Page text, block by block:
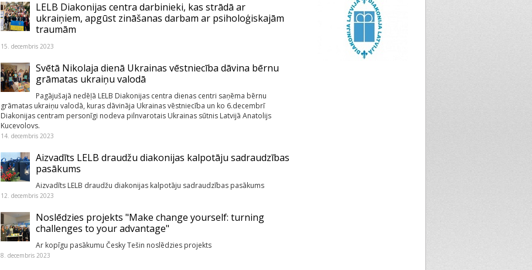
LELB Diakonijas centra darbinieki, kas strādā ar
ukraiņiem, apgūst zināšanas darbam ar psiholoģiskajām
traumām
15. decembris 2023
Svētā Nikolaja dienā Ukrainas vēstniecība dāvina bērnu
grāmatas ukraiņu valodā
Pagājušajā nedēļā LELB Diakonijas centra dienas centri saņēma bērnu
grāmatas ukraiņu valodā, kuras dāvināja Ukrainas vēstniecība un ko 6.decembrī
Diakonijas centram personīgi nodeva pilnvarotais Ukrainas sūtnis Latvijā Anatolijs
Kucevolovs.
14. decembris 2023
Aizvadīts LELB draudžu diakonijas kalpotāju sadraudzības
pasākums
Aizvadīts LELB draudžu diakonijas kalpotāju sadraudzības pasākums
12. decembris 2023
Noslēdzies projekts "Make change yourself: turning
challenges to your advantage"
Ar kopīgu pasākumu Česky Tešin noslēdzies projekts
8. decembris 2023